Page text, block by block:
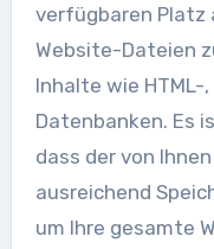
verfügbaren Platz
Website-Dateien
Inhalte wie HTML-
Datenbanken. Es
dass der von
ausreichend
um Ihre gesamte